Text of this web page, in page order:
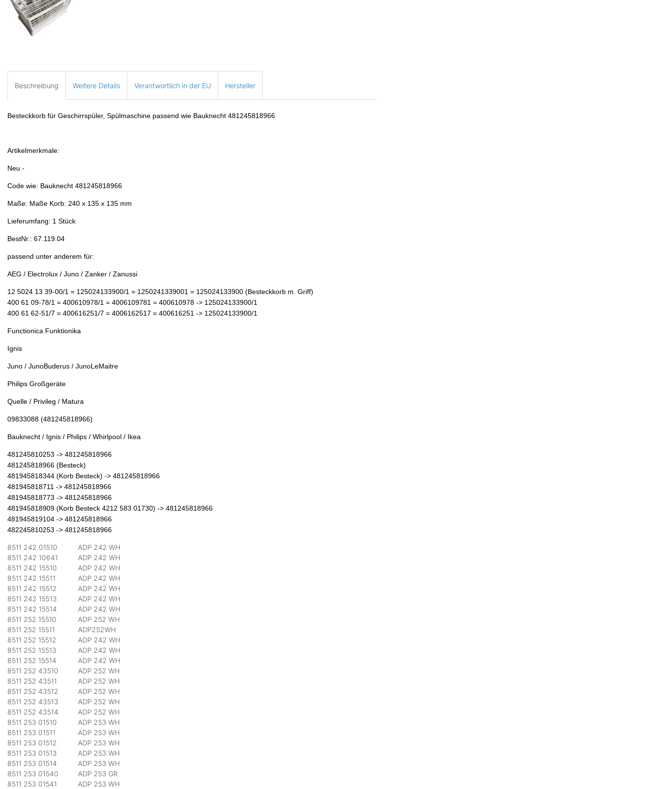
Beschreibung Weitere Details Verantwortlich in der EU Hersteller
Besteckkorb für Geschirrspüler, Spülmaschine passend wie Bauknecht 481245818966
Artikelmerkmale:
Neu -
Code wie: Bauknecht 481245818966
Maße: Maße Korb: 240 x 135 x 135 mm
Lieferumfang: 1 Stück
BestNr.: 67.119.04
passend unter anderem für:
AEG / Electrolux / Juno / Zanker / Zanussi
12 5024 13 39-00/1 = 125024133900/1 = 1250241339001 = 125024133900 (Besteckkorb m. Griff)
400 61 09-78/1 = 400610978/1 = 4006109781 = 400610978 -> 125024133900/1
400 61 62-51/7 = 400616251/7 = 4006162517 = 400616251 -> 125024133900/1
Functionica Funktionika
Ignis
Juno / JunoBuderus / JunoLeMaitre
Philips Großgeräte
Quelle / Privileg / Matura
09833088 (481245818966)
Bauknecht / Ignis / Philips / Whirlpool / Ikea
481245810253 -> 481245818966
481245818966 (Besteck)
481945818344 (Korb Besteck) -> 481245818966
481945818711 -> 481245818966
481945818773 -> 481245818966
481945818909 (Korb Besteck 4212 583 01730) -> 481245818966
481945819104 -> 481245818966
482245810253 -> 481245818966
8511 242 01510
ADP 242 WH
8511 242 10641
ADP 242 WH
8511 242 15510
ADP 242 WH
8511 242 15511
ADP 242 WH
8511 242 15512
ADP 242 WH
8511 242 15513
ADP 242 WH
8511 242 15514
ADP 242 WH
8511 252 15510
ADP 252 WH
8511 252 15511
ADP252WH
8511 252 15512
ADP 242 WH
8511 252 15513
ADP 242 WH
8511 252 15514
ADP 242 WH
8511 252 43510
ADP 252 WH
8511 252 43511
ADP 252 WH
8511 252 43512
ADP 252 WH
8511 252 43513
ADP 252 WH
8511 252 43514
ADP 252 WH
8511 253 01510
ADP 253 WH
8511 253 01511
ADP 253 WH
8511 253 01512
ADP 253 WH
8511 253 01513
ADP 253 WH
8511 253 01514
ADP 253 WH
8511 253 01540
ADP 253 GR
8511 253 01541
ADP 253 WH